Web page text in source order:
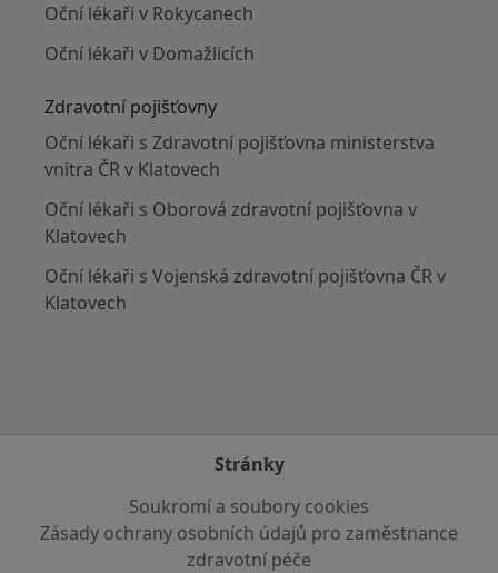
Oční lékaři v Rokycanech
Oční lékaři v Domažlicích
Zdravotní pojišťovny
Oční lékaři s Zdravotní pojišťovna ministerstva
vnitra ČR v Klatovech
Oční lékaři s Oborová zdravotní pojišťovna v
Klatovech
Oční lékaři s Vojenská zdravotní pojišťovna ČR v
Klatovech
Stránky
Soukromí a soubory cookies
Zásady ochrany osobních údajů pro zaměstnance
zdravotní péče